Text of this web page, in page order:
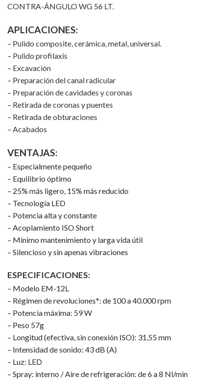
CONTRA-ÁNGULO WG 56 LT.
APLICACIONES:
– Pulido composite, cerámica, metal, universal.
– Pulido profilaxis
– Excavación
– Preparación del canal radicular
– Preparación de cavidades y coronas
– Retirada de coronas y puentes
– Retirada de obturaciones
– Acabados
VENTAJAS:
– Especialmente pequeño
– Equilibrio óptimo
– 25% más ligero, 15% más reducido
– Tecnología LED
– Potencia alta y constante
– Acoplamiento ISO Short
– Mínimo mantenimiento y larga vida útil
– Silencioso y sin apenas vibraciones
ESPECIFICACIONES:
– Modelo EM-12L
– Régimen de revoluciones*: de 100 a 40.000 rpm
– Potencia máxima: 59 W
– Peso 57g
– Longitud (efectiva, sin conexión ISO): 31,55 mm
– Intensidad de sonido: 43 dB (A)
– Luz: LED
– Spray: interno / Aire de refrigeración: de 6 a 8 Nl/min